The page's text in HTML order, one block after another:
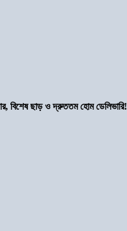
বিশেষ ছাড় ও দ্রুততম হোম ডেলিভারি!